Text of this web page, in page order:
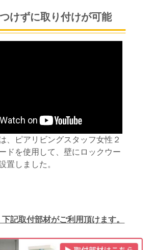
けずに取り付けが可能
、ピアリビングスタッフ女性２
ドを使用して、壁にロックウー
置しました。
記取付部材がご利用頂けます。